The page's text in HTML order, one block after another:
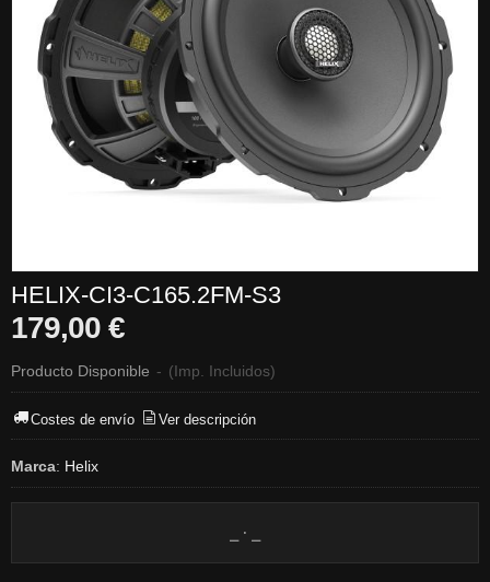
HELIX-CI3-C165.2FM-S3
179,00 €
Producto Disponible - (Imp. Incluidos)
Costes de envío Ver descripción
Marca: Helix